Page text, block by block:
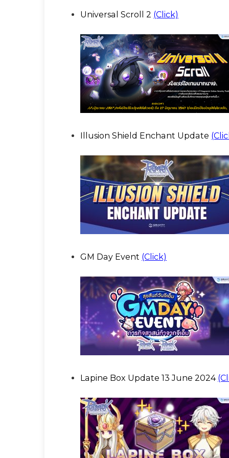
Universal Scroll 2 (Click)
Illusion Shield Enchant Update
GM Day Event (Click)
Lapine Box Update 13 June 2024